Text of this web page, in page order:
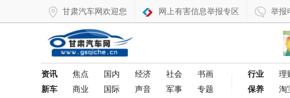
甘肃汽车网欢迎您 网上有害信息举报专区 举报
资讯 焦点 国内 经济 社会
书画
新车
商业 国际 声音 军事 专题
行业
理
保养
淘